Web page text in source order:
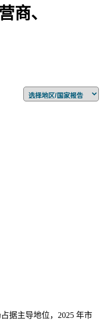
商、
据主导地位，2025 年市